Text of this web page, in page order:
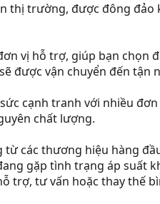
thị trường, được đông đảo
vị hỗ trợ, giúp bạn chọn
được vận chuyển đến tận
cạnh tranh với nhiều
chất lượng.
các thương hiệu hàng
gặp tình trạng áp suất
trợ, tư vấn hoặc thay thế